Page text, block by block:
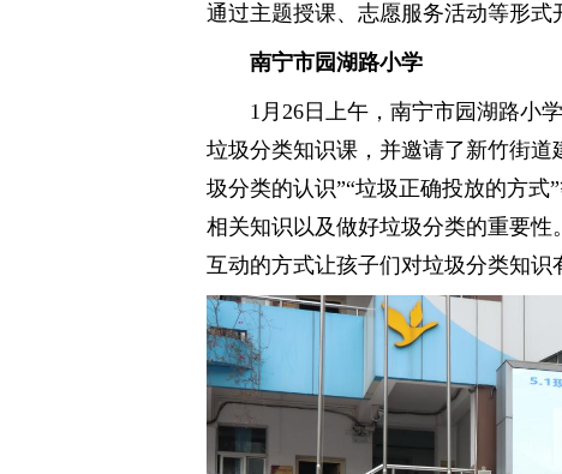
通过主题授课、志愿服务活动等
南宁市园湖路小学
1月26日上午，南宁市园湖路小
垃圾分类知识课，并邀请了新竹街
圾分类的认识”“垃圾正确投放的方
相关知识以及做好垃圾分类的重要
互动的方式让孩子们对垃圾分类